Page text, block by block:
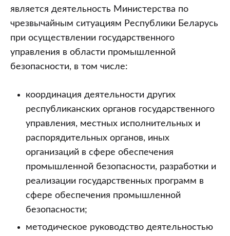
является деятельность Министерства по
чрезвычайным ситуациям Республики Беларусь
при осуществлении государственного
управления в области промышленной
безопасности, в том числе:
координация деятельности других
республиканских органов государственного
управления, местных исполнительных и
распорядительных органов, иных
организаций в сфере обеспечения
промышленной безопасности, разработки и
реализации государственных программ в
сфере обеспечения промышленной
безопасности;
методическое руководство деятельностью